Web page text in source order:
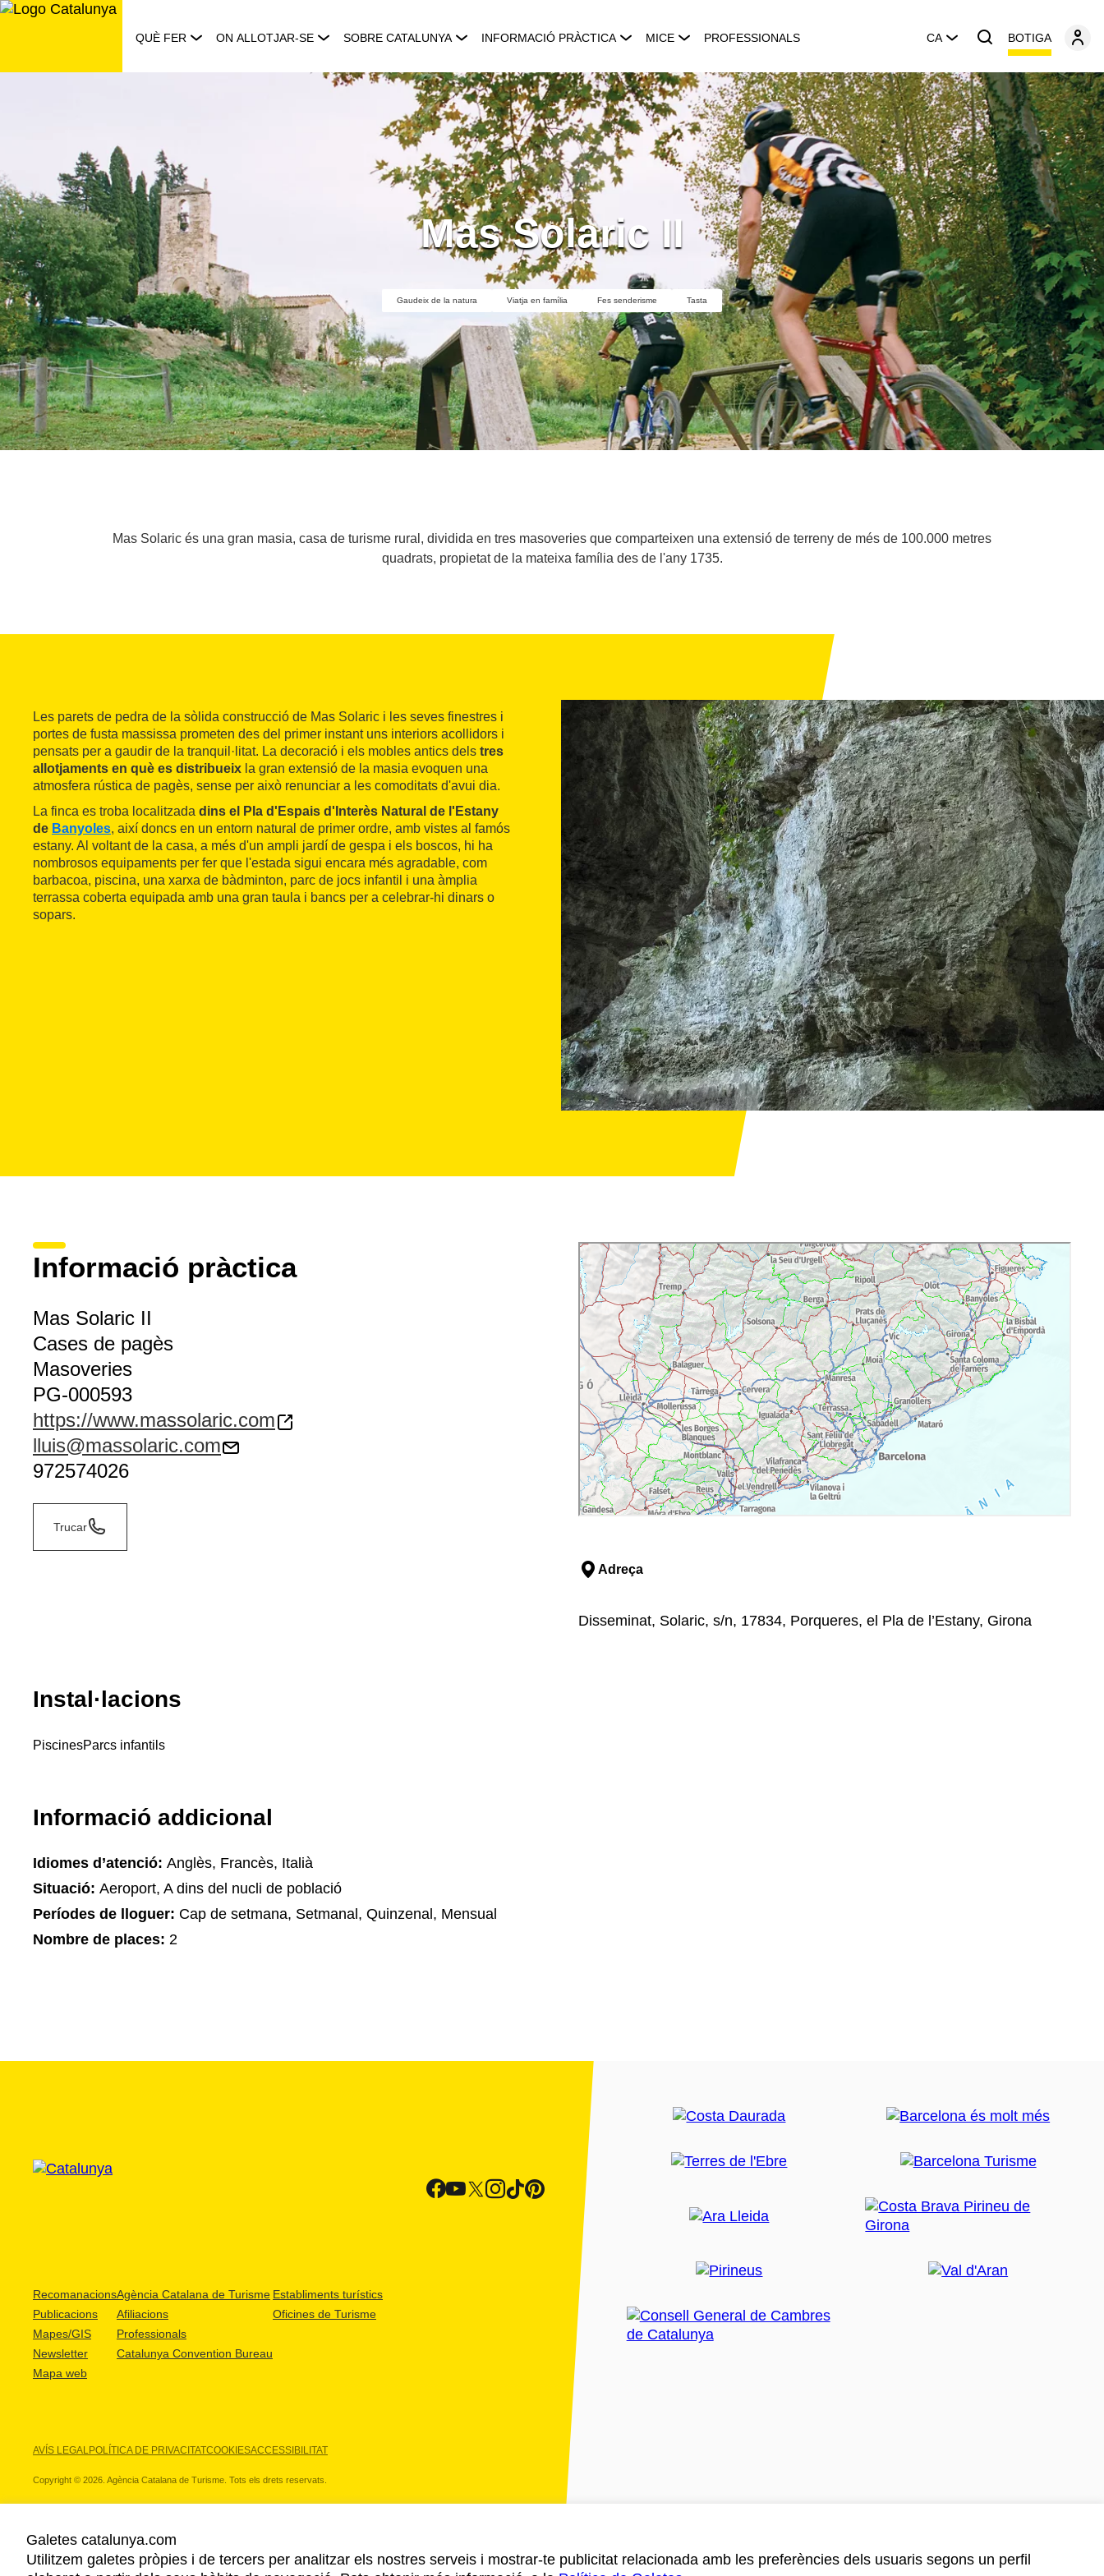
Saltar
QUÈ FER ON ALLOTJAR-SE SOBRE CATALUNYA INFORMACIÓ PRÀCTICA MICE PROFESSIONALS CA BOTIGA
Mas Solaric II
Gaudeix de la natura Viatja en família Fes senderisme Tasta
Mas Solaric és una gran masia, casa de turisme rural, dividida en tres masoveries que comparteixen una extensió de terreny de més de 100.000 metres
quadrats, propietat de la mateixa família des de l'any 1735.
Les parets de pedra de la sòlida construcció de Mas Solaric i les seves finestres i
portes de fusta massissa prometen des del primer instant uns interiors acollidors i
pensats per a gaudir de la tranquil·litat. La decoració i els mobles antics dels tres
allotjaments en què es distribueix la gran extensió de la masia evoquen una
atmosfera rústica de pagès, sense per això renunciar a les comoditats d'avui dia.
La finca es troba localitzada dins el Pla d'Espais d'Interès Natural de l'Estany
de Banyoles, així doncs en un entorn natural de primer ordre, amb vistes al famós
estany. Al voltant de la casa, a més d'un ampli jardí de gespa i els boscos, hi ha
nombrosos equipaments per fer que l'estada sigui encara més agradable, com
barbacoa, piscina, una xarxa de bàdminton, parc de jocs infantil i una àmplia
terrassa coberta equipada amb una gran taula i bancs per a celebrar-hi dinars o
sopars.
Informació pràctica
Mas Solaric II
Cases de pagès
Masoveries
PG-000593
https://www.massolaric.com
lluis@massolaric.com
972574026
Trucar
Adreça
Disseminat, Solaric, s/n, 17834, Porqueres, el Pla de l’Estany, Girona
Instal·lacions
PiscinesParcs infantils
Informació addicional
Idiomes d’atenció: Anglès, Francès, Italià
Situació: Aeroport, A dins del nucli de població
Períodes de lloguer: Cap de setmana, Setmanal, Quinzenal, Mensual
Nombre de places: 2
Recomanacions
Publicacions
Mapes/GIS
Newsletter
Mapa web
Agència Catalana de Turisme
Afiliacions
Professionals
Catalunya Convention Bureau
Establiments turístics
Oficines de Turisme
AVÍS LEGALPOLÍTICA DE PRIVACITATCOOKIESACCESSIBILITAT
Copyright © 2026. Agència Catalana de Turisme. Tots els drets reservats.
ELS NOSTRES PARTNERS
Galetes catalunya.com
Utilitzem galetes pròpies i de tercers per analitzar els nostres serveis i mostrar-te publicitat relacionada amb les preferències dels usuaris segons un perfil